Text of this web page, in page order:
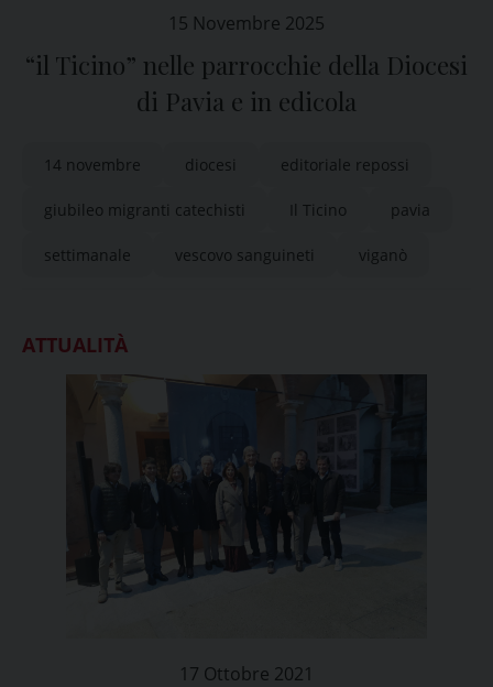
15 Novembre 2025
“il Ticino” nelle parrocchie della Diocesi
di Pavia e in edicola
14 novembre diocesi editoriale repossi
giubileo migranti catechisti Il Ticino pavia
settimanale vescovo sanguineti viganò
ATTUALITÀ
17 Ottobre 2021